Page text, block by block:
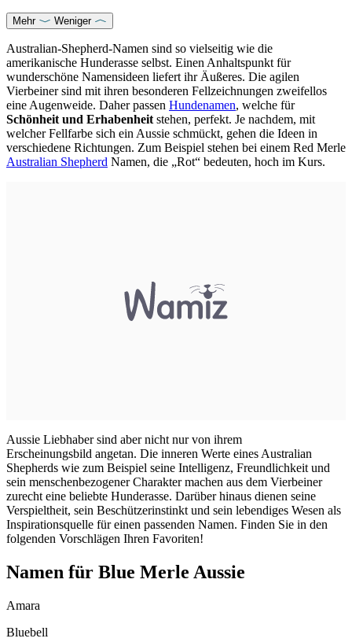
Mehr Weniger
Australian-Shepherd-Namen sind so vielseitig wie die
amerikanische Hunderasse selbst. Einen Anhaltspunkt für
wunderschöne Namensideen liefert ihr Äußeres. Die agilen
Vierbeiner sind mit ihren besonderen Fellzeichnungen zweifellos
eine Augenweide. Daher passen Hundenamen, welche für
Schönheit und Erhabenheit stehen, perfekt. Je nachdem, mit
welcher Fellfarbe sich ein Aussie schmückt, gehen die Ideen in
verschiedene Richtungen. Zum Beispiel stehen bei einem Red Merle
Australian Shepherd Namen, die „Rot“ bedeuten, hoch im Kurs.
Aussie Liebhaber sind aber nicht nur von ihrem
Erscheinungsbild angetan. Die inneren Werte eines Australian
Shepherds wie zum Beispiel seine Intelligenz, Freundlichkeit und
sein menschenbezogener Charakter machen aus dem Vierbeiner
zurecht eine beliebte Hunderasse. Darüber hinaus dienen seine
Verspieltheit, sein Beschützerinstinkt und sein lebendiges Wesen als
Inspirationsquelle für einen passenden Namen. Finden Sie in den
folgenden Vorschlägen Ihren Favoriten!
Namen für Blue Merle Aussie
Amara
Bluebell